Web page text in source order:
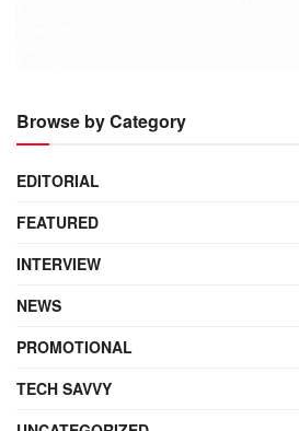
Browse by Category
EDITORIAL
FEATURED
INTERVIEW
NEWS
PROMOTIONAL
TECH SAVVY